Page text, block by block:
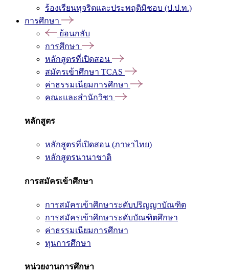
ร้องเรียนทุจริตและประพฤติมิชอบ (ป.ป.ท.)
การศึกษา
ย้อนกลับ
การศึกษา
หลักสูตรที่เปิดสอน
สมัครเข้าศึกษา TCAS
ค่าธรรมเนียมการศึกษา
คณะและสำนักวิชา
หลักสูตร
หลักสูตรที่เปิดสอน (ภาษาไทย)
หลักสูตรนานาชาติ
การสมัครเข้าศึกษา
การสมัครเข้าศึกษาระดับปริญญาบัณฑิต
การสมัครเข้าศึกษาระดับบัณฑิตศึกษา
ค่าธรรมเนียมการศึกษา
ทุนการศึกษา
หน่วยงานการศึกษา